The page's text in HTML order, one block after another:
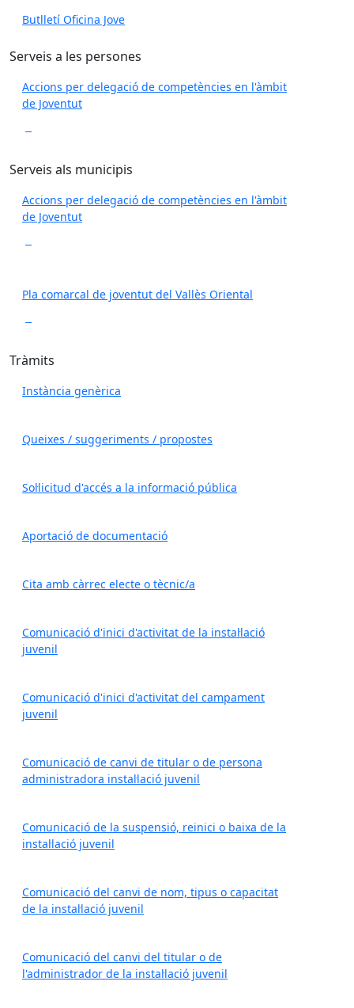
Butlletí Oficina Jove
Serveis a les persones
Accions per delegació de competències en l'àmbit
de Joventut
Serveis als municipis
Accions per delegació de competències en l'àmbit
de Joventut
Pla comarcal de joventut del Vallès Oriental
Tràmits
Instància genèrica
Queixes / suggeriments / propostes
Sol·licitud d'accés a la informació pública
Aportació de documentació
Cita amb càrrec electe o tècnic/a
Comunicació d'inici d'activitat de la instal·lació
juvenil
Comunicació d'inici d'activitat del campament
juvenil
Comunicació de canvi de titular o de persona
administradora instal·lació juvenil
Comunicació de la suspensió, reinici o baixa de la
instal·lació juvenil
Comunicació del canvi de nom, tipus o capacitat
de la instal·lació juvenil
Comunicació del canvi del titular o de
l'administrador de la instal·lació juvenil